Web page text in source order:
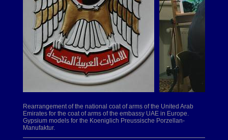
Rearrangement of the national coat of arms of the United Arab
Emirates for the coat of arms of the embassy UAE in Europe.
Gypsium models for the Koeniglich Preussische Porzellan-
Manufaktur.